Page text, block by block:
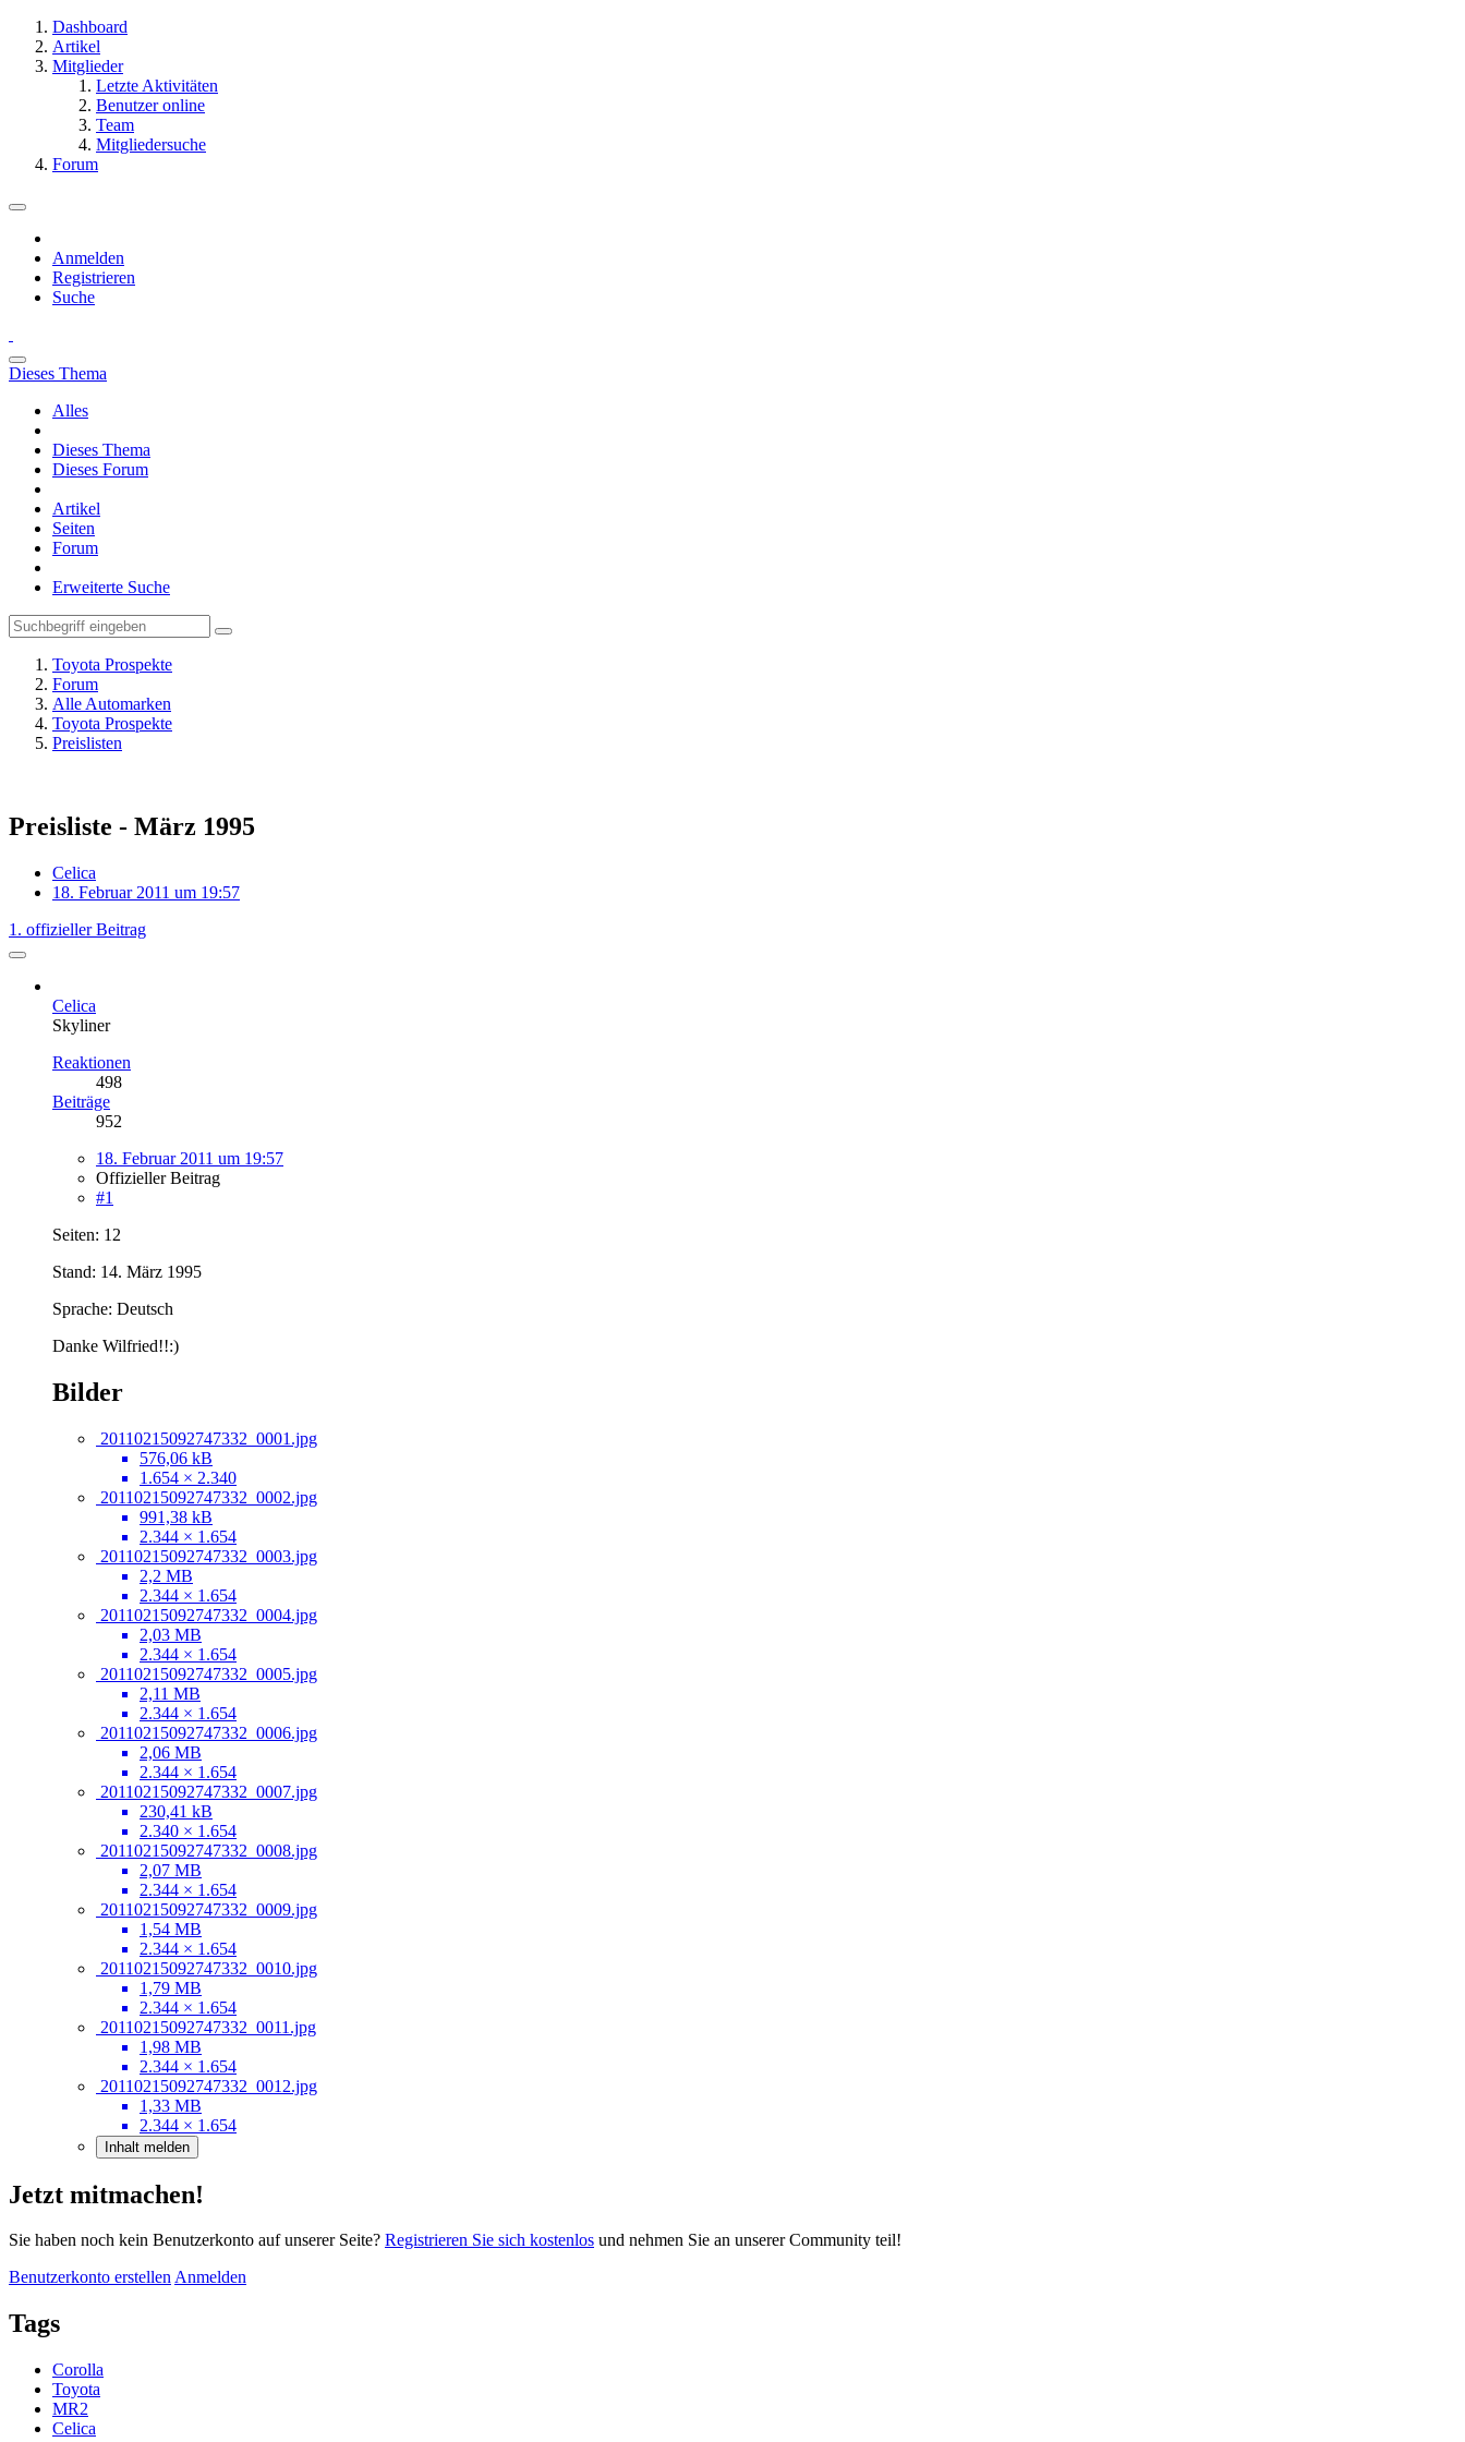
Dashboard
Artikel
Mitglieder
Letzte Aktivitäten
Benutzer online
Team
Mitgliedersuche
Forum
Anmelden
Registrieren
Suche
Dieses Thema
Alles
Dieses Thema
Dieses Forum
Artikel
Seiten
Forum
Erweiterte Suche
Toyota Prospekte
Forum
Alle Automarken
Toyota Prospekte
Preislisten
Preisliste - März 1995
Celica
18. Februar 2011 um 19:57
1. offizieller Beitrag
Celica
Skyliner
Reaktionen
498
Beiträge
952
18. Februar 2011 um 19:57
Offizieller Beitrag
#1
Seiten: 12
Stand: 14. März 1995
Sprache: Deutsch
Danke Wilfried!!:)
Bilder
20110215092747332_0001.jpg
576,06 kB
1.654 × 2.340
20110215092747332_0002.jpg
991,38 kB
2.344 × 1.654
20110215092747332_0003.jpg
2,2 MB
2.344 × 1.654
20110215092747332_0004.jpg
2,03 MB
2.344 × 1.654
20110215092747332_0005.jpg
2,11 MB
2.344 × 1.654
20110215092747332_0006.jpg
2,06 MB
2.344 × 1.654
20110215092747332_0007.jpg
230,41 kB
2.340 × 1.654
20110215092747332_0008.jpg
2,07 MB
2.344 × 1.654
20110215092747332_0009.jpg
1,54 MB
2.344 × 1.654
20110215092747332_0010.jpg
1,79 MB
2.344 × 1.654
20110215092747332_0011.jpg
1,98 MB
2.344 × 1.654
20110215092747332_0012.jpg
1,33 MB
2.344 × 1.654
Inhalt melden
Jetzt mitmachen!
Sie haben noch kein Benutzerkonto auf unserer Seite? Registrieren Sie sich kostenlos und nehmen Sie an unserer Community teil!
Benutzerkonto erstellenAnmelden
Tags
Corolla
Toyota
MR2
Celica